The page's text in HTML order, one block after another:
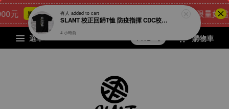
點我 立即購 25 天 1 [8月限量好禮]
選單 購物車